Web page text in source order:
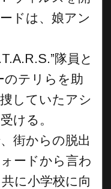
ドは、娘アン
隊員と
のテリらを助
していたアシ
ける。
街からの脱出
ードから言わ
に小学校に向